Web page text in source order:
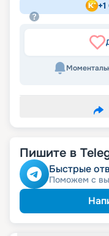
+
Пишите в
Быстрые
Поможем с